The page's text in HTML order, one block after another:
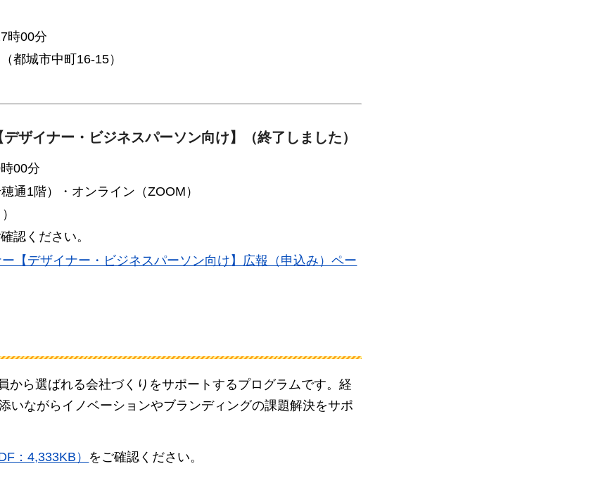
時00分
都城市中町16-15）
ザイナー・ビジネスパーソン向け】（終了しました）
00分
通1階）・オンライン（ZOOM）
認ください。
【デザイナー・ビジネスパーソン向け】広報（申込み）ペー
から選ばれる会社づくりをサポートするプログラムです。経
いながらイノベーションやブランディングの課題解決をサポ
：4,333KB） をご確認ください。